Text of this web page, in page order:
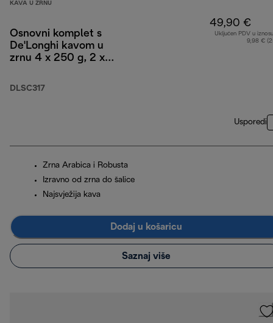
KAVA U ZRNU
Osnovni komplet s
De'Longhi kavom u
zrnu 4 x 250 g, 2 x
filter za vodu
DLSC317
49,90 €
Uključen PDV u
9,98 €
Usporedi
Zrna Arabica i Robusta
Izravno od zrna do šalice
Najsvježija kava
Dodaj u košaricu
Saznaj više